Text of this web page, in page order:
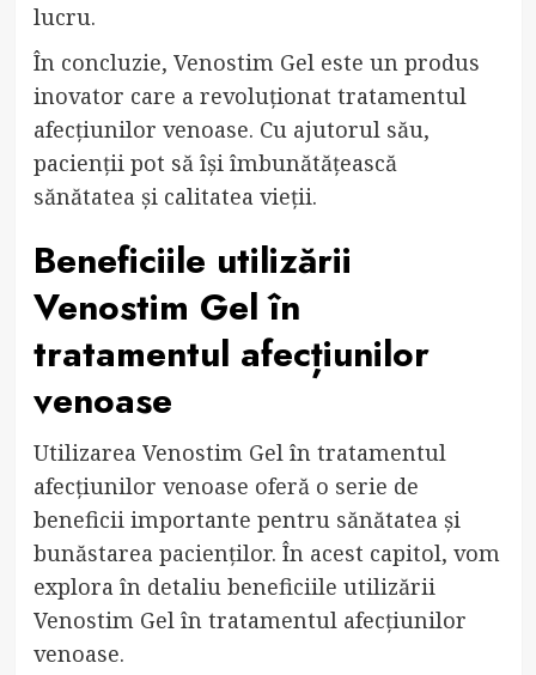
lucru.
În concluzie, Venostim Gel este un produs
inovator care a revoluționat tratamentul
afecțiunilor venoase. Cu ajutorul său,
pacienții pot să își îmbunătățească
sănătatea și calitatea vieții.
Beneficiile utilizării
Venostim Gel în
tratamentul afecțiunilor
venoase
Utilizarea Venostim Gel în tratamentul
afecțiunilor venoase oferă o serie de
beneficii importante pentru sănătatea și
bunăstarea pacienților. În acest capitol, vom
explora în detaliu beneficiile utilizării
Venostim Gel în tratamentul afecțiunilor
venoase.